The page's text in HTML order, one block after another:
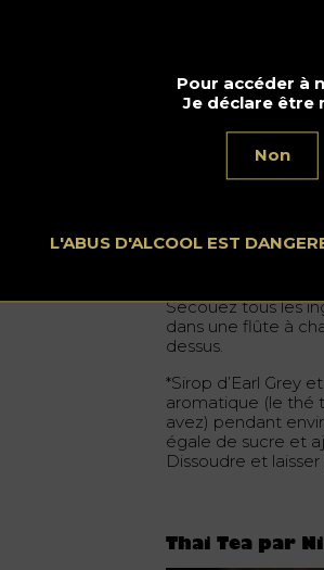
Pour accéder à
Je déclare être
Non
L'ABUS D'ALCOOL EST
Simon
30 ml de Tequila
15 ml de sirop
Secouez tous les
dans une flûte à
dessus.
*Sirop d’Earl Grey
aromatique (le thé
avez) pendant
égale de sucre et
Dissoudre et
Thai Tea par